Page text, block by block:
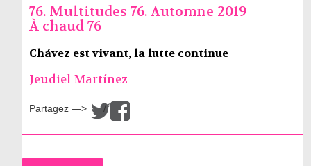
76. Multitudes 76. Automne 2019
À chaud 76
Chávez est vivant, la lutte continue
Jeudiel Martínez
Partagez —> /